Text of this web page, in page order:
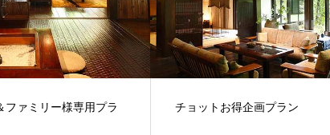
ファミリー様専用プラ
チョットお得企画プラン